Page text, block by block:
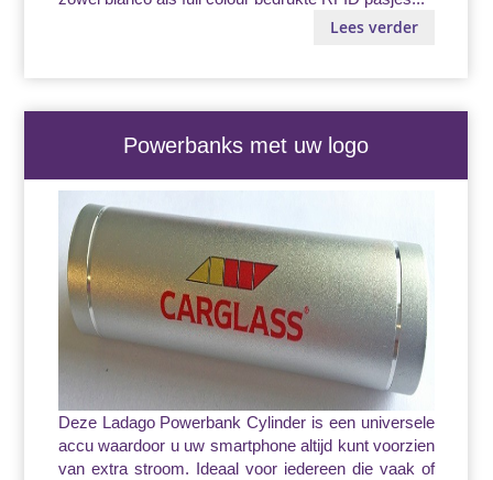
Lees verder
Powerbanks met uw logo
Deze Ladago Powerbank Cylinder is een universele
accu waardoor u uw smartphone altijd kunt voorzien
van extra stroom. Ideaal voor iedereen die vaak of